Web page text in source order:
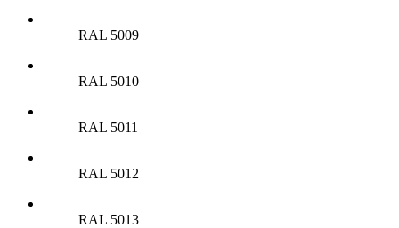
RAL 5009
RAL 5010
RAL 5011
RAL 5012
RAL 5013